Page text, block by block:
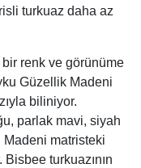
turkuaz daha az
renk ve görünüme
Güzellik Madeni
biliniyor.
parlak mavi, siyah
Madeni matristeki
turkuazının